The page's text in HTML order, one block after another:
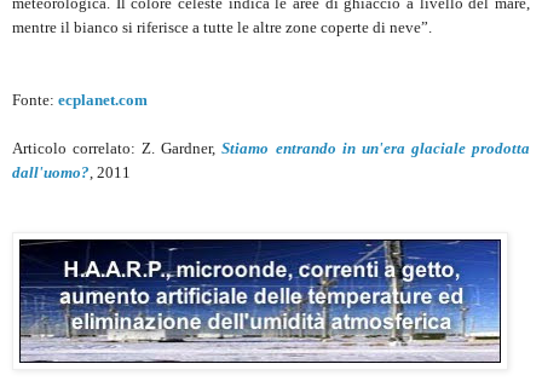
mentre il bianco si riferisce a tutte le altre zone coperte di neve”.
Fonte: ecplanet.com
Articolo correlato: Z. Gardner,Stiamo entrando in un'era glaciale prodotta
dall'uomo? , 2011